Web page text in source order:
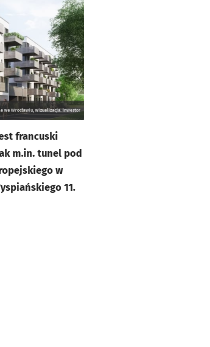
we Wrocławiu, wizualizacja: inwestor
francuski
m.in. tunel pod
w
11.